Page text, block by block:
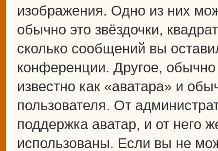
изображения. Одно из них
обычно это звёздочки,
сколько сообщений вы
конференции. Другое,
известно как «аватара» и
пользователя. От
поддержка аватар, и от него
использованы. Если вы не